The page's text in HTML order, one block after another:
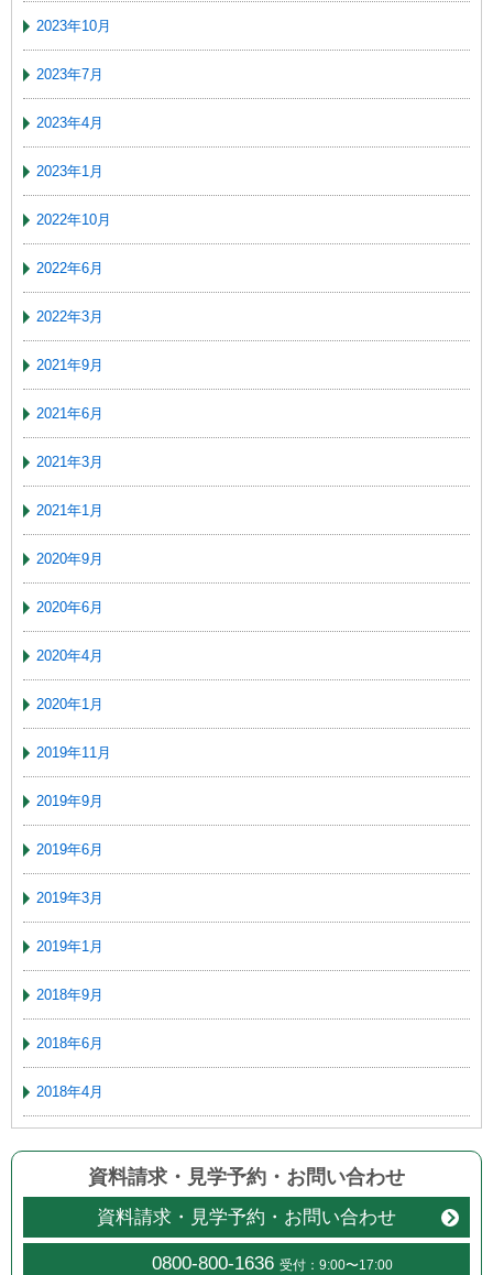
2023年10月
2023年7月
2023年4月
2023年1月
2022年10月
2022年6月
2022年3月
2021年9月
2021年6月
2021年3月
2021年1月
2020年9月
2020年6月
2020年4月
2020年1月
2019年11月
2019年9月
2019年6月
2019年3月
2019年1月
2018年9月
2018年6月
2018年4月
資料請求・見学予約 ・ お問い合わせ
資料請求・見学予約・お問い合わせ
0800-800-1636 受付：9:00〜17:00